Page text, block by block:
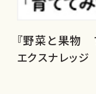
『野菜と果物
エクスナレッジ